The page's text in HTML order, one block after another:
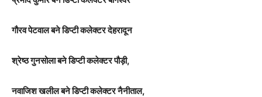
गौरव पेटवाल बने डिप्टी कलेक्टर देहरादून
श्रेष्ठ गुनसोला बने डिप्टी कलेक्टर पौड़ी,
नवाजिश खलील बने डिप्टी कलेक्टर नैनीताल,